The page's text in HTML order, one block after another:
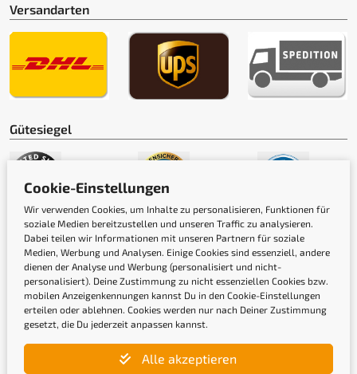
Versandarten
Gütesiegel
Newsletter
Cookie-Einstellungen
Wir verwenden Cookies, um Inhalte zu personalisieren, Funktionen für
soziale Medien bereitzustellen und unseren Traffic zu analysieren.
Dabei teilen wir Informationen mit unseren Partnern für soziale
Medien, Werbung und Analysen. Einige Cookies sind essenziell, andere
dienen der Analyse und Werbung (personalisiert und nicht-
personalisiert). Deine Zustimmung zu nicht essenziellen Cookies bzw.
mobilen Anzeigenkennungen kannst Du in den Cookie-Einstellungen
erteilen oder ablehnen. Cookies werden nur nach Deiner Zustimmung
gesetzt, die Du jederzeit anpassen kannst.
Alle akzeptieren